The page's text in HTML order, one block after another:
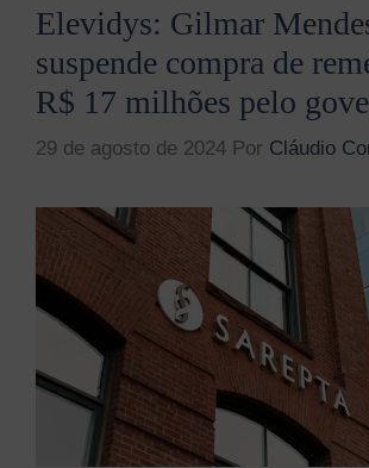
Elevidys: Gilmar
suspende compra de
R$ 17 milhões pelo
29 de agosto de 2024 Por Cláudio